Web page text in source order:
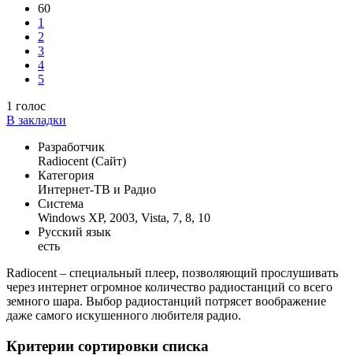
60
1
2
3
4
5
1 голос
В закладки
Разработчик
Radiocent (Сайт)
Категория
Интернет-ТВ и Радио
Система
Windows XP, 2003, Vista, 7, 8, 10
Русский язык
есть
Radiocent – специальный плеер, позволяющий прослушивать
через интернет огромное количество радиостанций со всего
земного шара. Выбор радиостанций потрясет воображение
даже самого искушенного любителя радио.
Критерии сортировки списка